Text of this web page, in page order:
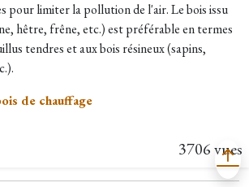
pour limiter la pollution de l'air. Le bois issu
hêtre, frêne, etc.) est préférable en termes
tendres et aux bois résineux (sapins,
de chauffage
3706 vues